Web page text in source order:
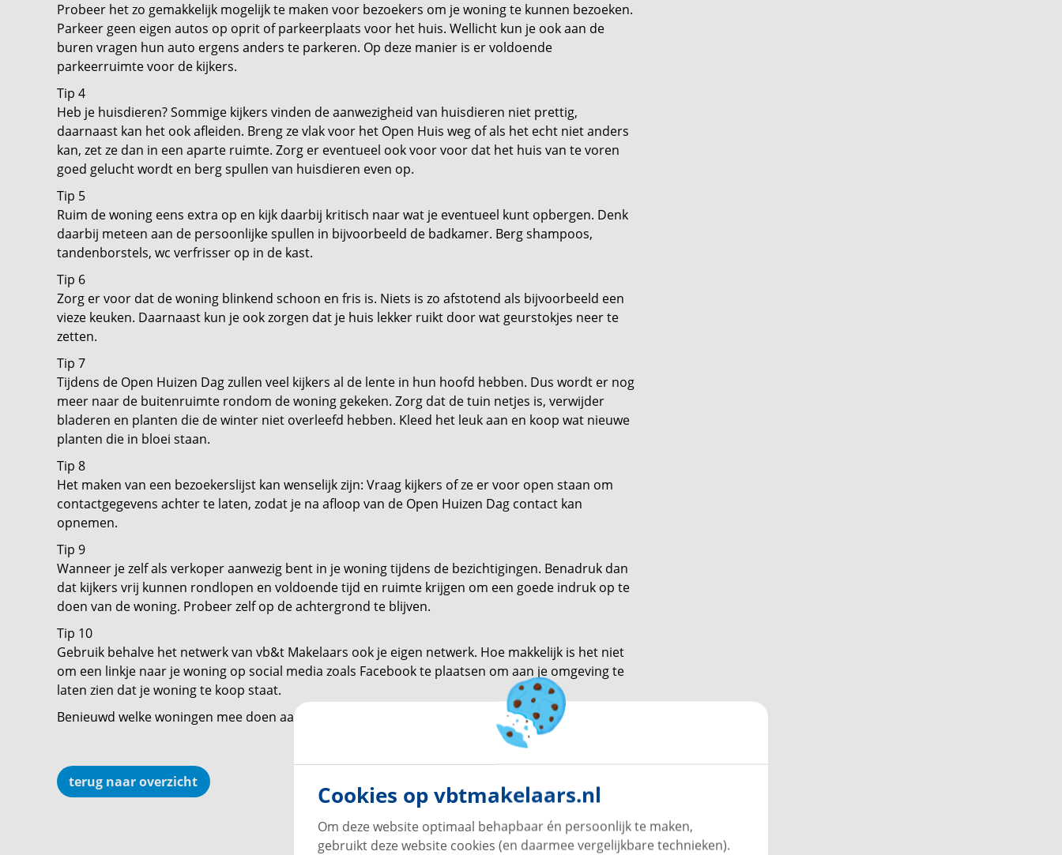
Probeer het zo gemakkelijk mogelijk te maken voor bezoekers om je woning te kunnen bezoeken.
Parkeer geen eigen autos op oprit of parkeerplaats voor het huis. Wellicht kun je ook aan de
buren vragen hun auto ergens anders te parkeren. Op deze manier is er voldoende
parkeerruimte voor de kijkers.
Tip 4
Heb je huisdieren? Sommige kijkers vinden de aanwezigheid van huisdieren niet prettig,
daarnaast kan het ook afleiden. Breng ze vlak voor het Open Huis weg of als het echt niet anders
kan, zet ze dan in een aparte ruimte. Zorg er eventueel ook voor voor dat het huis van te voren
goed gelucht wordt en berg spullen van huisdieren even op.
Tip 5
Ruim de woning eens extra op en kijk daarbij kritisch naar wat je eventueel kunt opbergen. Denk
daarbij meteen aan de persoonlijke spullen in bijvoorbeeld de badkamer. Berg shampoos,
tandenborstels, wc verfrisser op in de kast.
Tip 6
Zorg er voor dat de woning blinkend schoon en fris is. Niets is zo afstotend als bijvoorbeeld een
vieze keuken. Daarnaast kun je ook zorgen dat je huis lekker ruikt door wat geurstokjes neer te
zetten.
Tip 7
Tijdens de Open Huizen Dag zullen veel kijkers al de lente in hun hoofd hebben. Dus wordt er nog
meer naar de buitenruimte rondom de woning gekeken. Zorg dat de tuin netjes is, verwijder
bladeren en planten die de winter niet overleefd hebben. Kleed het leuk aan en koop wat nieuwe
planten die in bloei staan.
Tip 8
Het maken van een bezoekerslijst kan wenselijk zijn: Vraag kijkers of ze er voor open staan om
contactgegevens achter te laten, zodat je na afloop van de Open Huizen Dag contact kan
opnemen.
Tip 9
Wanneer je zelf als verkoper aanwezig bent in je woning tijdens de bezichtigingen. Benadruk dan
dat kijkers vrij kunnen rondlopen en voldoende tijd en ruimte krijgen om een goede indruk op te
doen van de woning. Probeer zelf op de achtergrond te blijven.
Tip 10
Gebruik behalve het netwerk van vb&t Makelaars ook je eigen netwerk. Hoe makkelijk is het niet
om een linkje naar je woning op social media zoals Facebook te plaatsen om aan je omgeving te
laten zien dat je woning te koop staat.
Benieuwd welke woningen mee doen aan Open Huizen Dag?
vind je een overzicht.
terug naar overzicht Cookies op vbtmakelaars.nl
Om deze website optimaal behapbaar én persoonlijk te maken,
gebruikt deze website cookies (en daarmee vergelijkbare technieken).